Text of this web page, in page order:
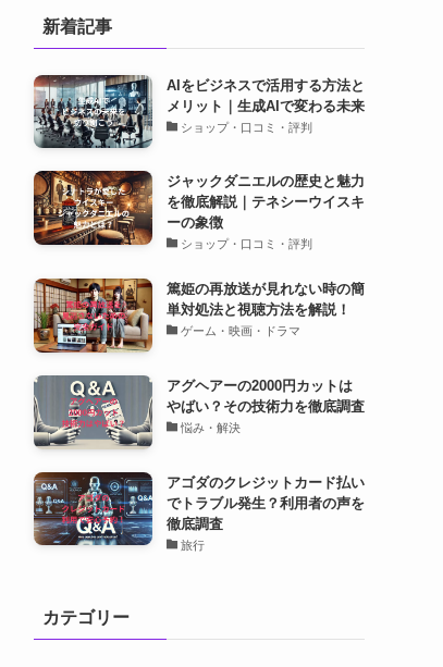
新着記事
AIをビジネスで活用する方法と
メリット｜生成AIで変わる未来
ショップ・口コミ・評判
ジャックダニエルの歴史と魅力
を徹底解説｜テネシーウイスキ
ーの象徴
ショップ・口コミ・評判
篤姫の再放送が見れない時の簡
単対処法と視聴方法を解説！
ゲーム・映画・ドラマ
アグヘアーの2000円カットは
やばい？その技術力を徹底調査
悩み・解決
アゴダのクレジットカード払い
でトラブル発生？利用者の声を
徹底調査
旅行
カテゴリー